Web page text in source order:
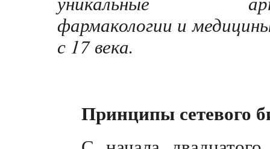
фармакологии и
с 17 века.
Принципы сетевого